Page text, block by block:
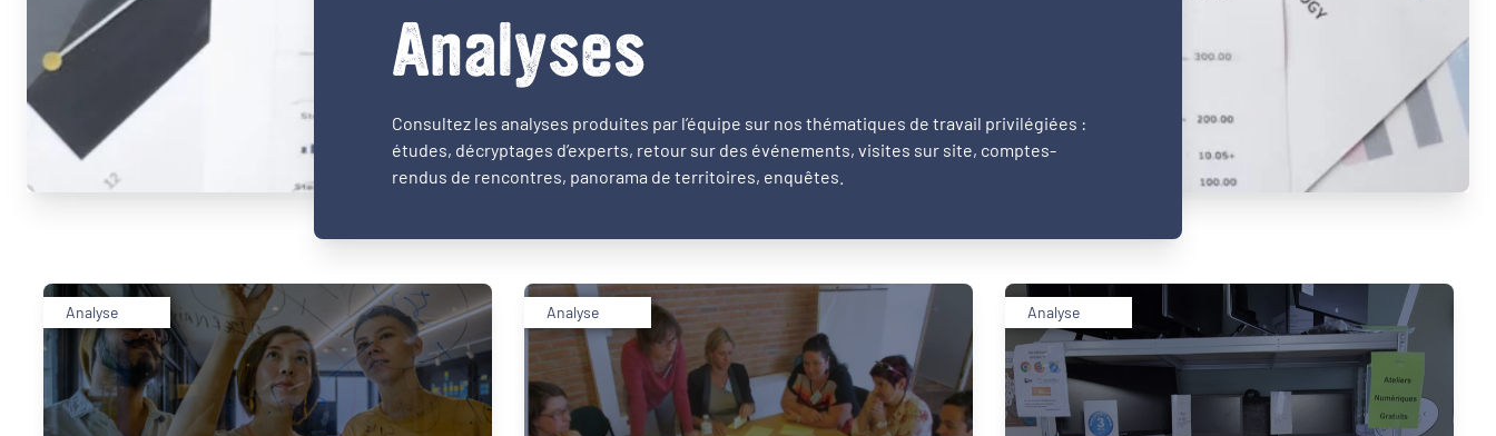
Analyses
Consultez les analyses produites par l’équipe sur nos thématiques de travail privilégiées :
études, décryptages d’experts, retour sur des événements, visites sur site, comptes-
rendus de rencontres, panorama de territoires, enquêtes.
Analyse Analyse Analyse